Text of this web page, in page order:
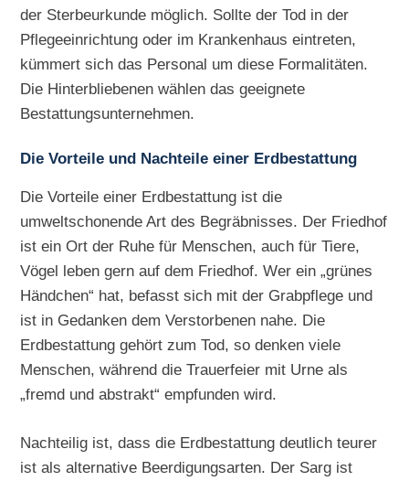
der Sterbeurkunde möglich. Sollte der Tod in der
Pflegeeinrichtung oder im Krankenhaus eintreten,
kümmert sich das Personal um diese Formalitäten.
Die Hinterbliebenen wählen das geeignete
Bestattungsunternehmen.
Die Vorteile und Nachteile einer Erdbestattung
Die Vorteile einer Erdbestattung ist die
umweltschonende Art des Begräbnisses. Der Friedhof
ist ein Ort der Ruhe für Menschen, auch für Tiere,
Vögel leben gern auf dem Friedhof. Wer ein „grünes
Händchen“ hat, befasst sich mit der Grabpflege und
ist in Gedanken dem Verstorbenen nahe. Die
Erdbestattung gehört zum Tod, so denken viele
Menschen, während die Trauerfeier mit Urne als
„fremd und abstrakt“ empfunden wird.
Nachteilig ist, dass die Erdbestattung deutlich teurer
ist als alternative Beerdigungsarten. Der Sarg ist